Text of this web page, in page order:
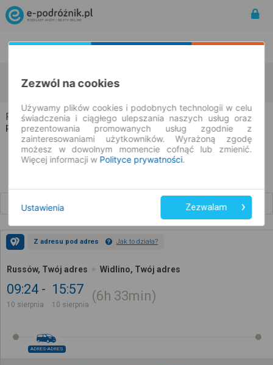
10.08.2026 | -- : --
Russów → Widlino
Rozkład jazdy i bilety
Z adresu pod adres Jak to działa?
Russów, Twój adres Widlino, Twój adres
09:24
10 sierpnia
15:57
10 sierpnia
6h 33min
ADRES-ADRES
Zezwól na cookies
Używamy plików cookies i podobnych technologii w celu
świadczenia i ciągłego ulepszania naszych usług oraz
prezentowania promowanych usług zgodnie z
zainteresowaniami użytkowników. Wyrażoną zgodę
możesz w dowolnym momencie cofnąć lub zmienić.
Więcej informacji w Polityce prywatności.
Ustawienia Zezwalam